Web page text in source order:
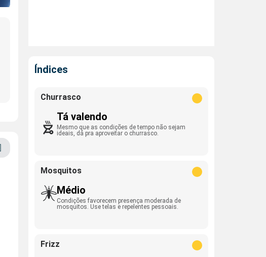
Índices
Churrasco
Tá valendo
Mesmo que as condições de tempo não sejam
ideais, dá pra aproveitar o churrasco.
Mosquitos
Médio
Condições favorecem presença moderada de
mosquitos. Use telas e repelentes pessoais.
Frizz